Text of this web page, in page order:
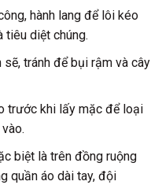
hành lang để lôi kéo
tiêu diệt chúng.
tránh để bụi rậm và cây
trước khi lấy mặc để loại
biệt là trên đồng ruộng
quần áo dài tay, đội